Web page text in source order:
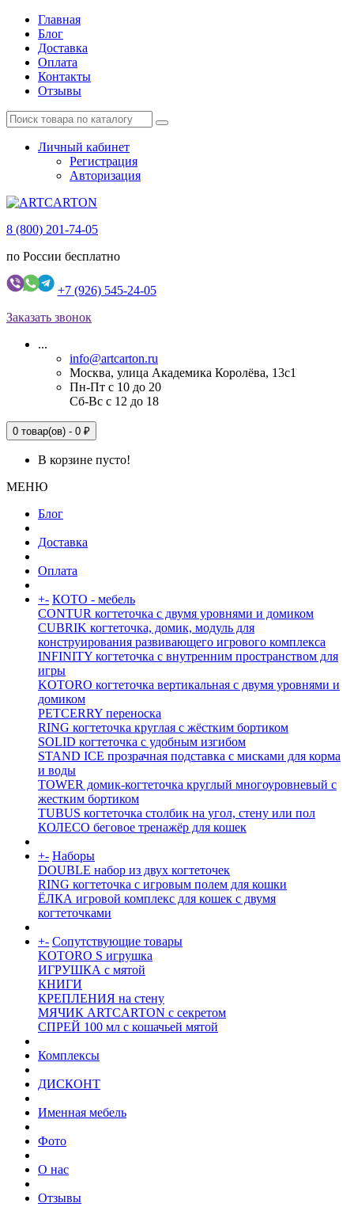
Главная
Блог
Доставка
Оплата
Контакты
Отзывы
Личный кабинет
Регистрация
Авторизация
8 (800) 201-74-05
по России бесплатно
+7 (926) 545-24-05
Заказать звонок
...
info@artcarton.ru
Москва, улица Академика Королёва, 13с1
Пн-Пт с 10 до 20
Сб-Вс с 12 до 18
0 товар(ов) - 0 ₽
В корзине пусто!
МЕНЮ
Блог
Доставка
Оплата
+- КОТО - мебель
CONTUR когтеточка с двумя уровнями и домиком
CUBRIK когтеточка, домик, модуль для
конструирования развивающего игрового комплекса
INFINITY когтеточка с внутренним пространством для
игры
KOTORO когтеточка вертикальная с двумя уровнями и
домиком
PETCERRY переноска
RING когтеточка круглая с жёстким бортиком
SOLID когтеточка с удобным изгибом
STAND ICE прозрачная подставка с мисками для корма
и воды
TOWER домик-когтеточка круглый многоуровневый с
жестким бортиком
TUBUS когтеточка столбик на угол, стену или пол
КОЛЕСО беговое тренажёр для кошек
+- Наборы
DOUBLE набор из двух когтеточек
RING когтеточка c игровым полем для кошки
ЁЛКА игровой комплекс для кошек с двумя
когтеточками
+- Сопутствующие товары
KOTORO S игрушка
ИГРУШКА с мятой
КНИГИ
КРЕПЛЕНИЯ на стену
МЯЧИК ARTCARTON с секретом
СПРЕЙ 100 мл с кошачьей мятой
Комплексы
ДИСКОНТ
Именная мебель
Фото
О нас
Отзывы